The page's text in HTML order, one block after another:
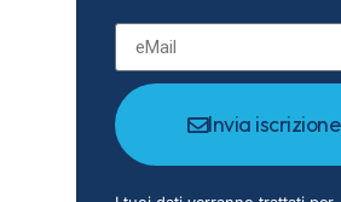
Invia iscrizione